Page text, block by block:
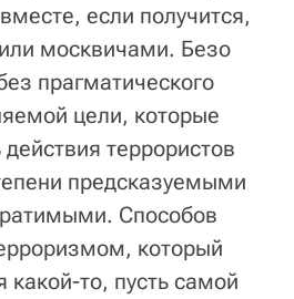
если получится,
москвичами. Безо
прагматического
цели, которые
террористов
предсказуемыми
Способов
который
какой-то, пусть самой